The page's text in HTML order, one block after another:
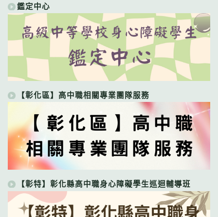
鑑定中心
【彰化區】高中職相關專業團隊服務
【彰特】彰化縣高中職身心障礙學生巡迴輔導班